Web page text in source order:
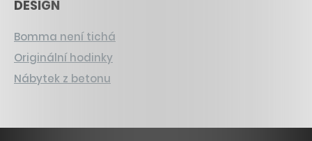
DESIGN
Bomma není tichá
Originální hodinky
Nábytek z betonu